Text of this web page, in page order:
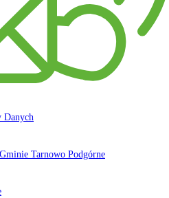
Danych
Tarnowo Podgórne